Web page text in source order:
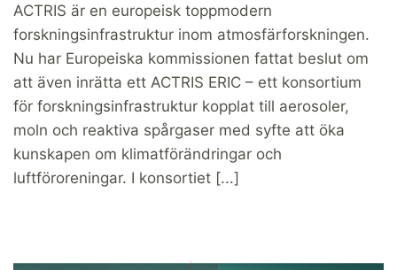
ACTRIS är en europeisk toppmodern
forskningsinfrastruktur inom atmosfärforskningen.
Nu har Europeiska kommissionen fattat beslut om
att även inrätta ett ACTRIS ERIC – ett konsortium
för forskningsinfrastruktur kopplat till aerosoler,
moln och reaktiva spårgaser med syfte att öka
kunskapen om klimatförändringar och
luftföroreningar. I konsortiet [...]